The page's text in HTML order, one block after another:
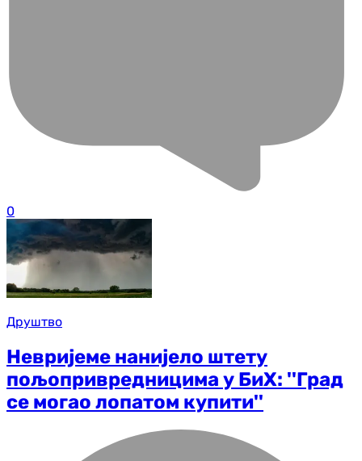
0
Друштво
Невријеме нанијело штету
пољопривредницима у БиХ: ''Град
се могао лопатом купити''